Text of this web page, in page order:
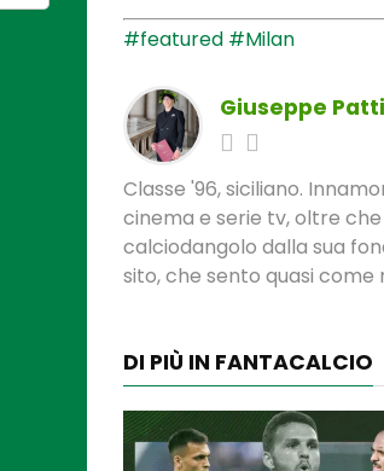
#featured #Milan
Giuseppe Patti
Classe '96, siciliano.
cinema e serie tv, oltre
calciodangolo dalla sua
sito, che sento quasi come
DI PIÙ IN FANTACALCIO